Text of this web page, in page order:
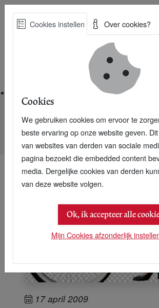
Skip
Best Practices voor een duurzame toekomst
Nieuwsarchief
Nepalezen photoshoppen alle spaken vrij
17 april 2009
Cookies instellen Over cookies?
Cookies
We gebruiken cookies om ervoor te
beste ervaring op onze website geven.
van websites van derden van sociale
pagina bezoekt die embedded content
media. Dergelijke cookies van derden
van deze website volgen.
Ok, ik accepteer alle
Mijn Cookies afzonderlijk